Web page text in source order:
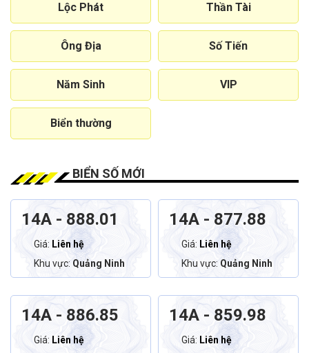
Lộc Phát Thần Tài
Ông Địa Số Tiến
Năm Sinh VIP
Biển thường
BIỂN SỐ MỚI
14A - 888.01
Giá: Liên hệ
Khu vực: Quảng Ninh
14A - 877.88
Giá: Liên hệ
Khu vực: Quảng Ninh
14A - 886.85
Giá: Liên hệ
14A - 859.98
Giá: Liên hệ